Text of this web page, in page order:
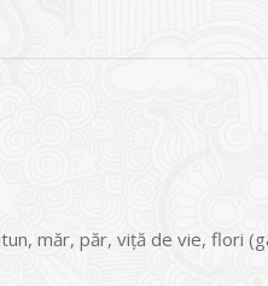
măr, păr, viţă de vie, flori